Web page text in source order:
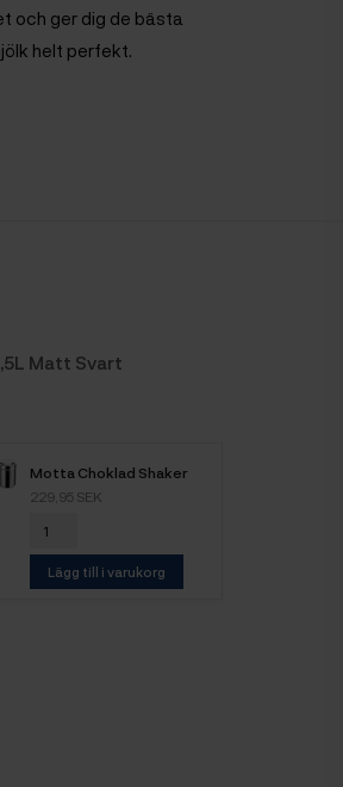
och ger dig de bästa
helt perfekt.
Matt Svart
Motta Choklad Shaker
229,95 SEK
Lägg till i varukorg